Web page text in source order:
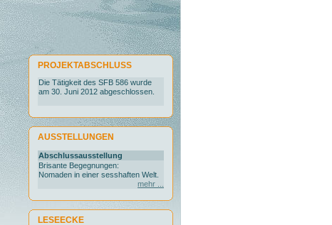
PROJEKTABSCHLUSS
Die Tätigkeit des SFB 586 wurde
am 30. Juni 2012 abgeschlossen.
AUSSTELLUNGEN
Abschlussausstellung
Brisante Begegnungen:
Nomaden in einer sesshaften Welt.
mehr ...
LESEECKE